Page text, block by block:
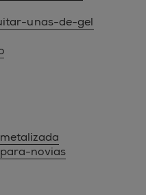
unas-de-gel
novias